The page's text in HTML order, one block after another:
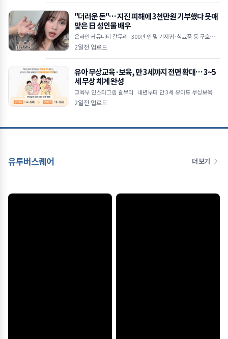
"더러운 돈"… 지진 피해에 3천만원 기부했다 뭇매
맞은 日 성인물 배우
온라인 커뮤니티 갈무리 300만 엔 및 기저귀·식료품 등 구호물품
전달 직업 비하하며 악플 쏟아낸 일부 누리꾼 논란 "지원 동참 유도
2일전 업로드
유아 무상교육·보육, 만 3세까지 전면 확대… 3~5
세 무상 체계 완성
교육부 인스타그램 갈무리 내년부터 만 3세 유아도 무상보육·교
육 지원 대상 포함 공공보육 이용률 2030년까지 55% 목표로 상향
2일전 업로드
유투버스퀘어 더 보기